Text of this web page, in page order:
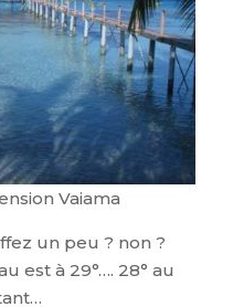
Vaiama
un peu ? non ?
est à 29°…. 28° au